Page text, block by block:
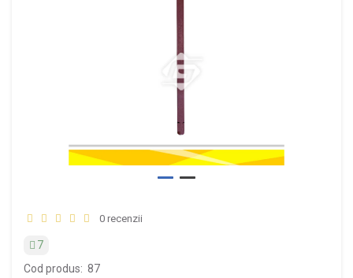
0 recenzii
7
Cod produs: 87